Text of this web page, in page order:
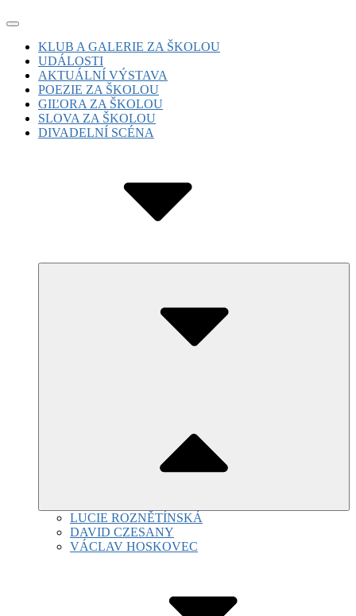
Skip
content
Site
Navigation
Site
Navigation
KLUB A GALERIE ZA ŠKOLOU
UDÁLOSTI
AKTUÁLNÍ VÝSTAVA
POEZIE ZA ŠKOLOU
GIĽORA ZA ŠKOLOU
SLOVA ZA ŠKOLOU
DIVADELNÍ SCÉNA
LUCIE ROZNĚTÍNSKÁ
DAVID CZESANY
VÁCLAV HOSKOVEC